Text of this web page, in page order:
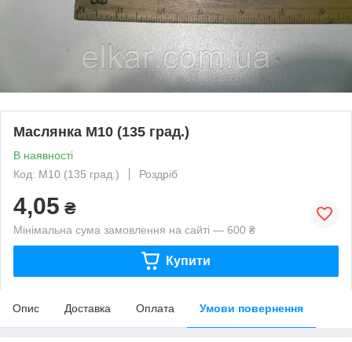
Маслянка М10 (135 град.)
В наявності
Код: М10 (135 град.)
Роздріб
4,05 ₴
Мінімальна сума замовлення на сайті — 600 ₴
Купити
Опис Доставка Оплата Умови повернення